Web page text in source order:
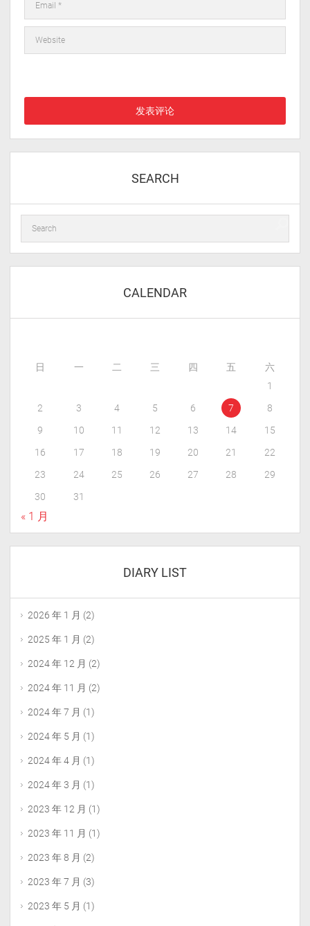
SEARCH
CALENDAR
日 一 二 三 四 五
六
1
2
3 4 5 6 7
8
9
10 11 12 13 14
15
16
17 18 19 20 21
22
23
24 25 26 27 28
29
30
31
« 1 月
DIARY LIST
2026 年 1 月 (2)
2025 年 1 月 (2)
2024 年 12 月 (2)
2024 年 11 月 (2)
2024 年 7 月 (1)
2024 年 5 月 (1)
2024 年 4 月 (1)
2024 年 3 月 (1)
2023 年 12 月 (1)
2023 年 11 月 (1)
2023 年 8 月 (2)
2023 年 7 月 (3)
2023 年 5 月 (1)